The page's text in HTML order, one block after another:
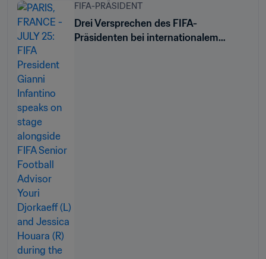
FIFA-PRÄSIDENT
Drei Versprechen des FIFA-
Präsidenten bei internationalem